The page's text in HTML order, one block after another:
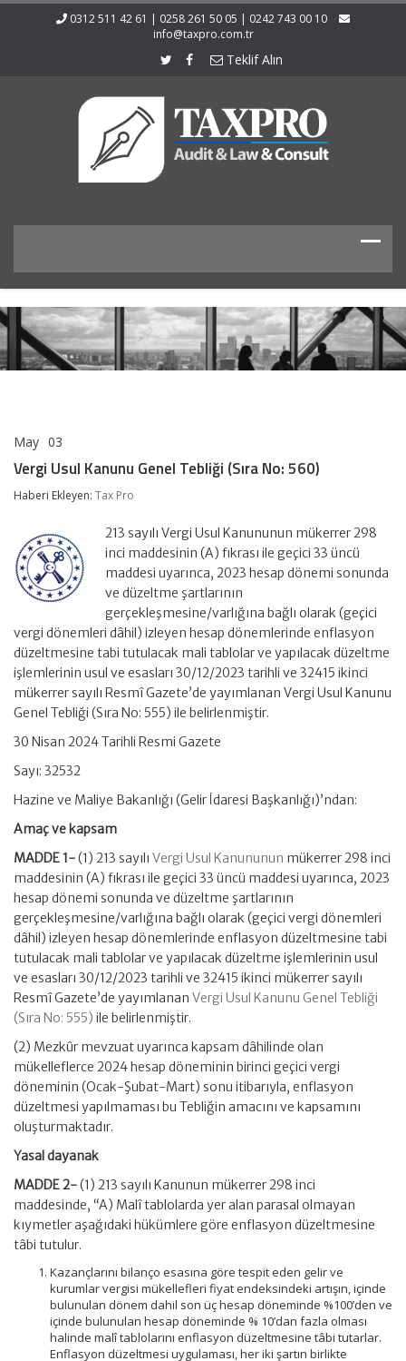
0312 511 42 61 | 0258 261 50 05 | 0242 743 00 10
info@taxpro.com.tr
Teklif Alın
May 03
Kanunu
Genel
Tebliği
için
Vergi Usul Kanunu Genel Tebliği (Sıra No: 560)
Haberi Ekleyen: Tax Pro
213 sayılı Vergi Usul Kanununun mükerrer 298
inci maddesinin (A) fıkrası ile geçici 33 üncü
maddesi uyarınca, 2023 hesap dönemi sonunda
ve düzeltme şartlarının
gerçekleşmesine/varlığına bağlı olarak (geçici
vergi dönemleri dâhil) izleyen hesap dönemlerinde enflasyon
düzeltmesine tabi tutulacak mali tablolar ve yapılacak düzeltme
işlemlerinin usul ve esasları 30/12/2023 tarihli ve 32415 ikinci
mükerrer sayılı Resmî Gazete’de yayımlanan Vergi Usul Kanunu
Genel Tebliği (Sıra No: 555) ile belirlenmiştir.
30 Nisan 2024 Tarihli Resmi Gazete
Sayı: 32532
Hazine ve Maliye Bakanlığı (Gelir İdaresi Başkanlığı)’ndan:
Amaç ve kapsam
MADDE 1-(1) 213 sayılı Vergi Usul Kanununun mükerrer 298 inci
maddesinin (A) fıkrası ile geçici 33 üncü maddesi uyarınca, 2023
hesap dönemi sonunda ve düzeltme şartlarının
gerçekleşmesine/varlığına bağlı olarak (geçici vergi dönemleri
dâhil) izleyen hesap dönemlerinde enflasyon düzeltmesine tabi
tutulacak mali tablolar ve yapılacak düzeltme işlemlerinin usul
ve esasları 30/12/2023 tarihli ve 32415 ikinci mükerrer sayılı
Resmî Gazete’de yayımlanan Vergi Usul Kanunu Genel Tebliği
(Sıra No: 555) ile belirlenmiştir.
(2) Mezkûr mevzuat uyarınca kapsam dâhilinde olan
mükelleflerce 2024 hesap döneminin birinci geçici vergi
döneminin (Ocak-Şubat-Mart) sonu itibarıyla, enflasyon
düzeltmesi yapılmaması bu Tebliğin amacını ve kapsamını
oluşturmaktadır.
Yasal dayanak
MADDE 2-(1) 213 sayılı Kanunun mükerrer 298 inci
maddesinde, “A) Malî tablolarda yer alan parasal olmayan
kıymetler aşağıdaki hükümlere göre enflasyon düzeltmesine
tâbi tutulur.
Kazançlarını bilanço esasına göre tespit eden gelir ve
kurumlar vergisi mükellefleri fiyat endeksindeki artışın, içinde
bulunulan dönem dahil son üç hesap döneminde %100’den ve
içinde bulunulan hesap döneminde % 10’dan fazla olması
halinde malî tablolarını enflasyon düzeltmesine tâbi tutarlar.
Enflasyon düzeltmesi uygulaması, her iki şartın birlikte